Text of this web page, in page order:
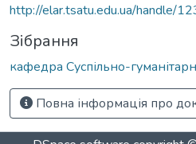
http://elar.tsatu.edu.ua/handle/
Зібрання
кафедра Суспільно-
Повна інформація про